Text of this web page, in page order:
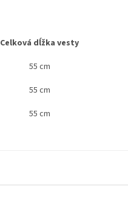
Celková dĺžka vesty
55 cm
55 cm
55 cm